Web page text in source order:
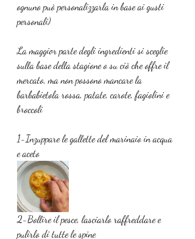
ognuno può personalizzarla in base ai gusti
personali)
La maggior parte degli ingredienti si sceglie
sulla base della stagione o su ciò che offre il
mercato, ma non possono mancare la
barbabietola rossa, patate, carote, fagiolini e
broccoli
1-Inzuppare le gallette del marinaio in acqua
e aceto
2-Bollire il pesce, lasciarlo raffreddare e
pulirlo di tutte le spine